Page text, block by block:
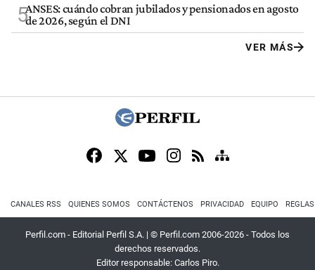
5ANSES: cuándo cobran jubilados y pensionados en agosto
de 2026, según el DNI
VER MÁS
CANALES RSS QUIENES SOMOS CONTÁCTENOS PRIVACIDAD EQUIPO
Perfil.com - Editorial Perfil S.A. | © Perfil.com 2006-2026 - Todos los
derechos reservados.
Editor responsable: Carlos Piro.